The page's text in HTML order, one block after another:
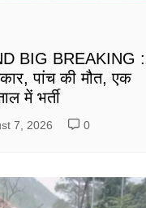
BIG BREAKING :
कार, पांच की मौत, एक
में भर्ती
7, 2026 0